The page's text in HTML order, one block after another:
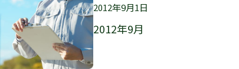
2012年9月1日
2012年9月